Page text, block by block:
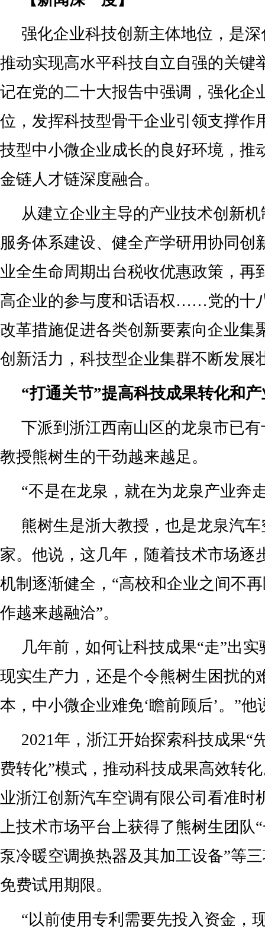
强化企业科技创新主体地位，是
推动实现高水平科技自立自强的关键
记在党的二十大报告中强调，强化企
位，发挥科技型骨干企业引领支撑作
技型中小微企业成长的良好环境，推
金链人才链深度融合。
从建立企业主导的产业技术创新
服务体系建设、健全产学研用协同创
业全生命周期出台税收优惠政策，再
高企业的参与度和话语权……党的十
改革措施促进各类创新要素向企业集
创新活力，科技型企业集群不断发展
“打通关节”提高科技成果转化和
下派到浙江西南山区的龙泉市已
教授熊树生的干劲越来越足。
“不是在龙泉，就在为龙泉产业奔
熊树生是浙大教授，也是龙泉汽
家。他说，这几年，随着技术市场逐
机制逐渐健全，“高校和企业之间不再
作越来越融洽”。
几年前，如何让科技成果“走”出
现实生产力，还是个令熊树生困扰的
本，中小微企业难免‘瞻前顾后’。”他
2021年，浙江开始探索科技成果“
费转化”模式，推动科技成果高效转
业浙江创新汽车空调有限公司看准时
上技术市场平台上获得了熊树生团队
泵冷暖空调换热器及其加工设备”等
免费试用期限。
“以前使用专利需要先投入资金，